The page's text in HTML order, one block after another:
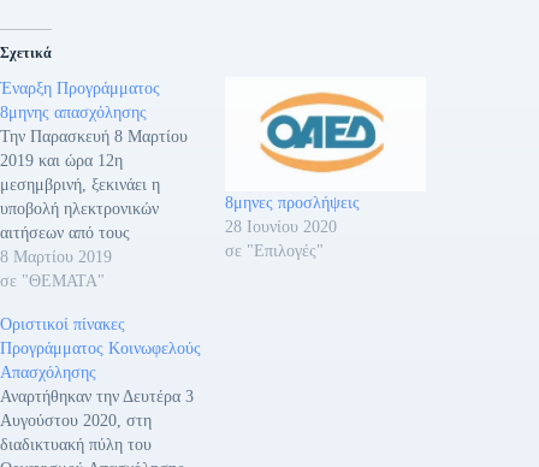
Σχετικά
Έναρξη Προγράμματος
8μηνης απασχόλησης
Την Παρασκευή 8 Μαρτίου
2019 και ώρα 12η
μεσημβρινή, ξεκινάει η
υποβολή ηλεκτρονικών
αιτήσεων από τους
ενδιαφερόμενους,
εγγεγραμμένους στο μητρώο
Απασχόλησης Εργατικού
Δυναμικού (ΟΑΕΔ)
ανέργους, ηλικίας άνω των
18 ετών, για 8.933 θέσεις
πλήρους απασχόλησης και
για χρονικό διάστημα οκτώ
8 Μαρτίου 2019
σε "ΘΕΜΑΤΑ"
8μηνες προσλήψεις
28 Ιουνίου 2020
σε "Επιλογές"
Οριστικοί πίνακες
Προγράμματος Κοινωφελούς
Απασχόλησης
Αναρτήθηκαν την Δευτέρα 3
Αυγούστου 2020, στη
διαδικτυακή πύλη του